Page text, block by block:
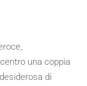
una coppia
di